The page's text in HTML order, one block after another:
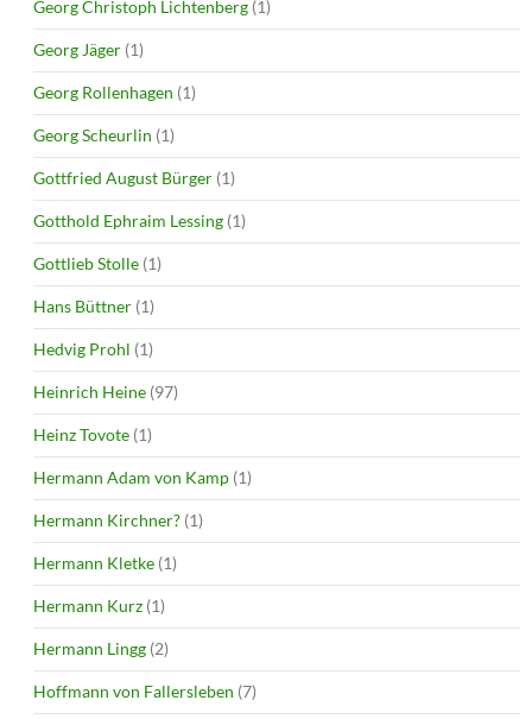
Georg Christoph Lichtenberg (1)
Georg Jäger (1)
Georg Rollenhagen (1)
Georg Scheurlin (1)
Gottfried August Bürger (1)
Gotthold Ephraim Lessing (1)
Gottlieb Stolle (1)
Hans Büttner (1)
Hedvig Prohl (1)
Heinrich Heine (97)
Heinz Tovote (1)
Hermann Adam von Kamp (1)
Hermann Kirchner? (1)
Hermann Kletke (1)
Hermann Kurz (1)
Hermann Lingg (2)
Hoffmann von Fallersleben (7)